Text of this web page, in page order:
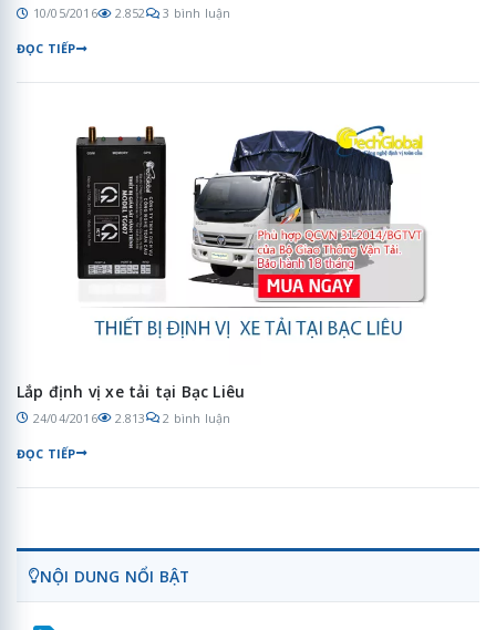
10/05/2016 2.852 3 bình luận
ĐỌC TIẾP
Lắp định vị xe tải tại Bạc Liêu
24/04/2016 2.813 2 bình luận
ĐỌC TIẾP
NỘI DUNG NỔI BẬT